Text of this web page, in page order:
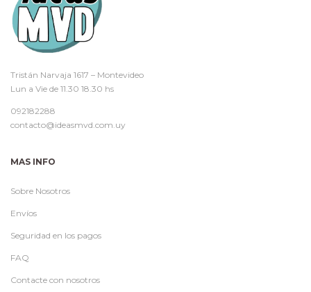
Tristán Narvaja 1617 – Montevideo
Lun a Vie de 11.30 18.30 hs
092182288
contacto@ideasmvd.com.uy
MAS INFO
Sobre Nosotros
Envíos
Seguridad en los pagos
FAQ
Contacte con nosotros